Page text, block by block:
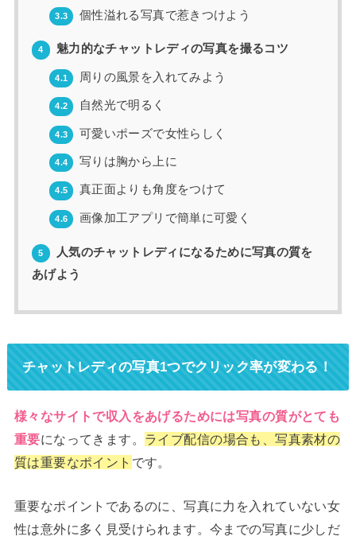
3.3 個性溢れる写真で惹きつけよう
4 魅力的なチャットレディの写真を撮るコツ
4.1 周りの風景を入れてみよう
4.2 自然光で明るく
4.3 可愛いポーズで女性らしく
4.4 写りは胸から上に
4.5 真正面よりも角度をつけて
4.6 画像加工アプリで簡単に可愛く
5
人気のチャットレディになるために写真の質を
あげよう
チャットレディの写真1つでクリック率が変わる！
様々なサイトで収入をあげるためには写真の質がとても
重要になってきます。 ライブ配信の場合も、写真素材の
質は重要なポイント です。
重要なポイントであるのに、写真に力を入れていない女
性は意外に多く見受けられます。今までの写真に少しだ